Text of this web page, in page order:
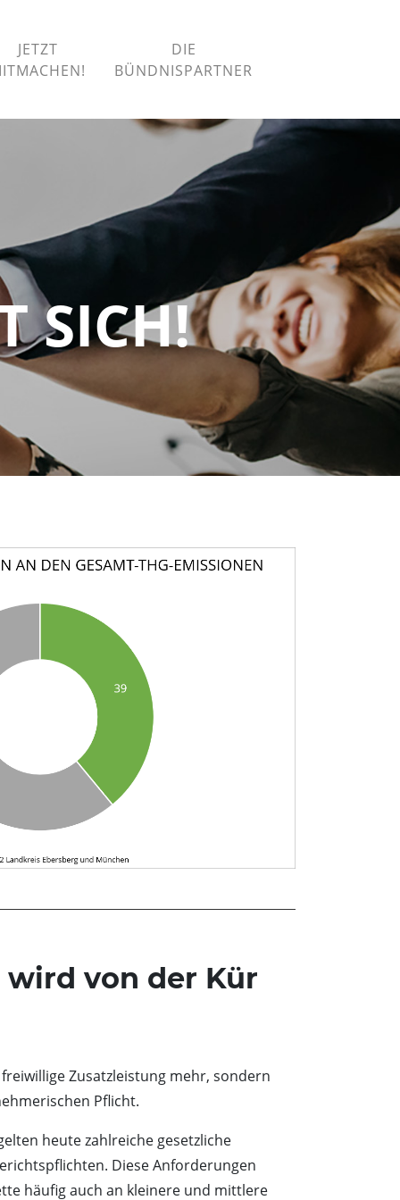
JETZT
DIE
BÜNDNISPARTNER
SICH!
von der Kür
Zusatzleistung mehr, sondern
Pflicht.
heute zahlreiche gesetzliche
Diese Anforderungen
häufig auch an kleinere und mittlere